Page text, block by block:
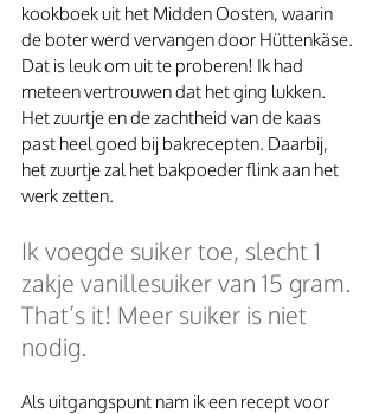
kookboek uit het Midden Oosten, waarin
de boter werd vervangen door Hüttenkäse.
Dat is leuk om uit te proberen! Ik had
meteen vertrouwen dat het ging lukken.
Het zuurtje en de zachtheid van de kaas
past heel goed bij bakrecepten. Daarbij,
het zuurtje zal het bakpoeder flink aan het
werk zetten.
Ik voegde suiker toe, slecht 1
zakje vanillesuiker van 15 gram.
That’s it! Meer suiker is niet
nodig.
Als uitgangspunt nam ik een recept voor